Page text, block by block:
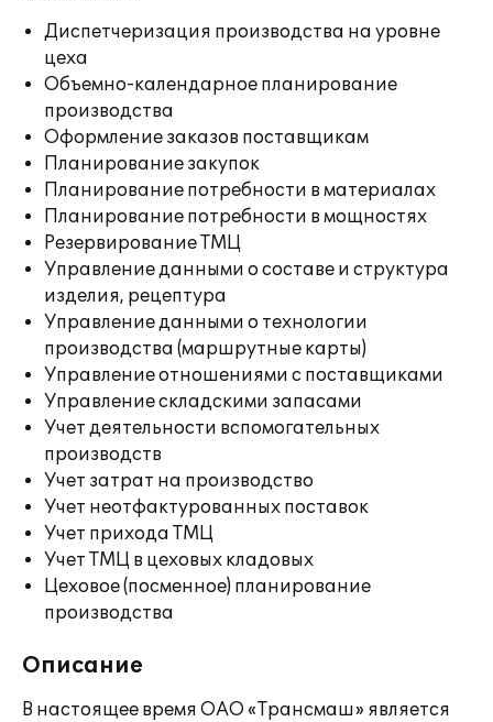
Диспетчеризация производства на уровне
цеха
Объемно-календарное планирование
производства
Оформление заказов поставщикам
Планирование закупок
Планирование потребности в материалах
Планирование потребности в мощностях
Резервирование ТМЦ
Управление данными о составе и структура
изделия, рецептура
Управление данными о технологии
производства (маршрутные карты)
Управление отношениями с поставщиками
Управление складскими запасами
Учет деятельности вспомогательных
производств
Учет затрат на производство
Учет неотфактурованных поставок
Учет прихода ТМЦ
Учет ТМЦ в цеховых кладовых
Цеховое (посменное) планирование
производства
Описание
В настоящее время ОАО «Трансмаш» является